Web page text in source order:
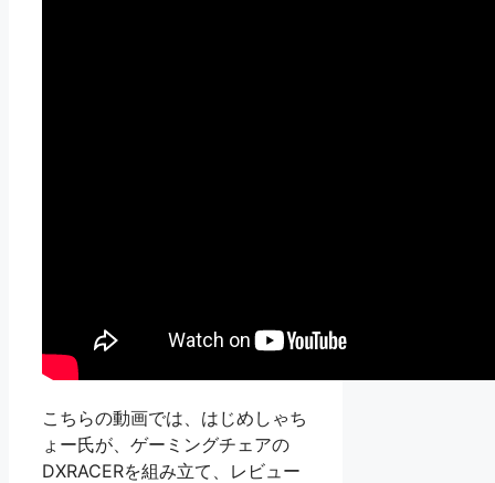
こちらの動画では、はじめしゃち
ょー氏が、ゲーミングチェアの
DXRACERを組み立て、レビュー